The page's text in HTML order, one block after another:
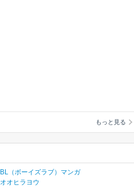
もっと見る
BL（ボーイズラブ）マンガ
オオヒラヨウ